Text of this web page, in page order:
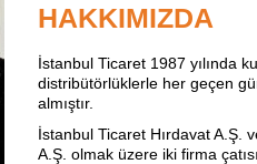
HAKKIMIZDA
İstanbul Ticaret 1987 yılında
distribütörlüklerle her geçen
almıştır.
İstanbul Ticaret Hırdavat A.Ş.
A.Ş. olmak üzere iki firma